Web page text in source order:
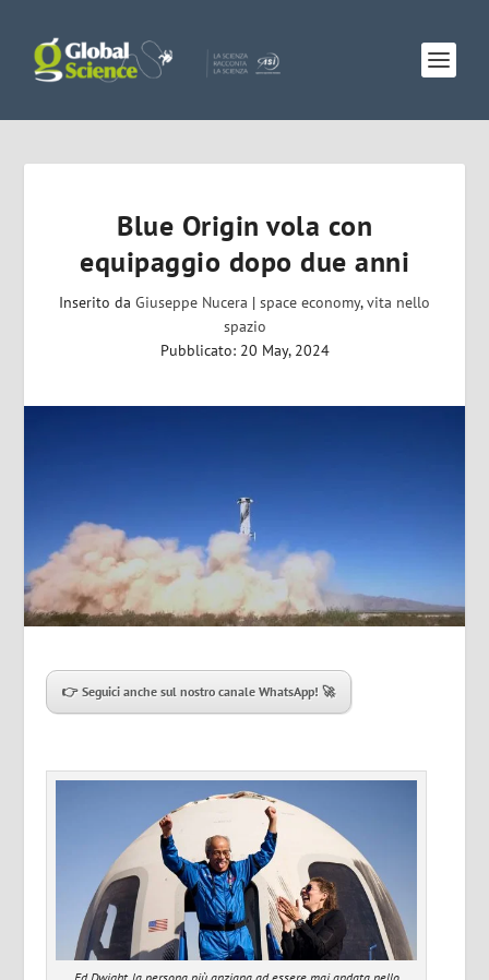
Blue Origin vola con
equipaggio dopo due anni
Inserito da Giuseppe Nucera | space economy,vita nello
spazio
Pubblicato: 20 May, 2024
👉 Seguici anche sul nostro canale WhatsApp! 🚀